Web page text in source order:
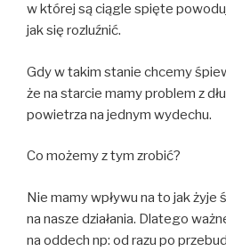
w której są ciągle spięte
jak się rozluźnić.
Gdy w takim stanie chcemy
że na starcie mamy problem z
powietrza na jednym wydechu.
Co możemy z tym zrobić?
Nie mamy wpływu na to jak żyje
na nasze działania. Dlatego
na oddech np: od razu po